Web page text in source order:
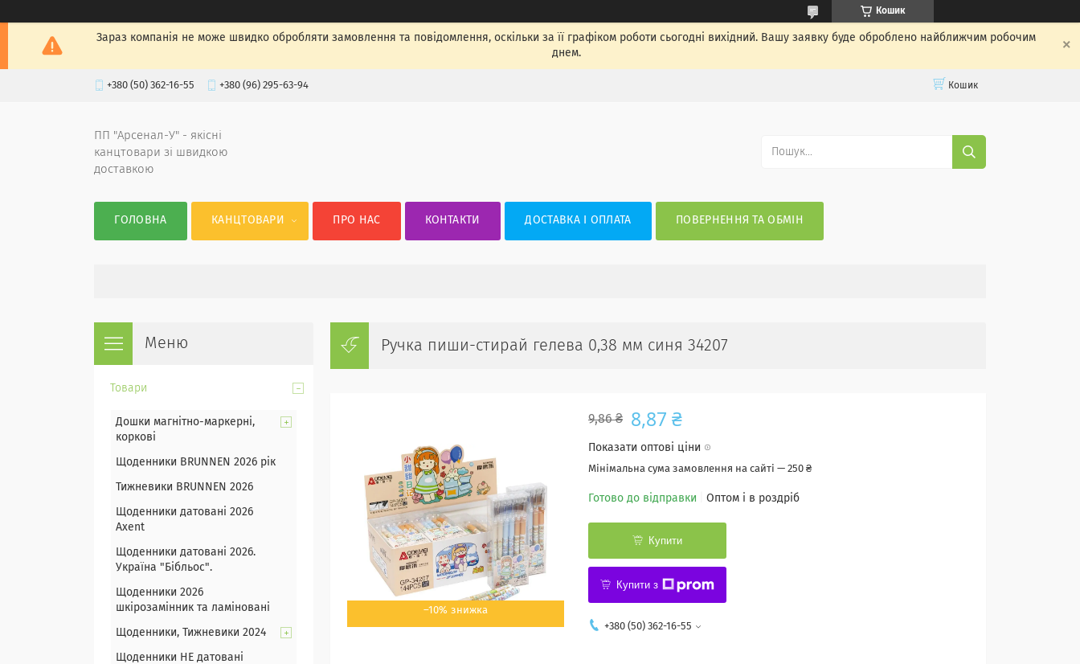
Кошик
Зараз компанія не може швидко обробляти замовлення та повідомлення, оскільки за її графіком роботи сьогодні вихідний. Вашу заявку буде оброблено найближчим робочим
днем.
+380 (50) 362-16-55 +380 (96) 295-63-94 Кошик
ПП "Арсенал-У" - якісні
канцтовари зі швидкою
доставкою
ГОЛОВНА КАНЦТОВАРИ ПРО НАС КОНТАКТИ ДОСТАВКА І ОПЛАТА ПОВЕРНЕННЯ ТА ОБМІН
Ручка пиши-стирай гелева 0,38 мм синя 34207
–10%
9,86 ₴ 8,87 ₴
Показати оптові ціни
Мінімальна сума замовлення на сайті — 250 ₴
Готово до відправки Оптом і в роздріб
Купити
Купити з
+380 (50) 362-16-55
Товари
Дошки магнітно-маркерні,
коркові
Щоденники BRUNNEN 2026 рік
Тижневики BRUNNEN 2026
Щоденники датовані 2026
Axent
Щоденники датовані 2026.
Україна "Бібльос".
Щоденники 2026
шкірозамінник та ламіновані
Щоденники, Тижневики 2024
Щоденники НЕ датовані